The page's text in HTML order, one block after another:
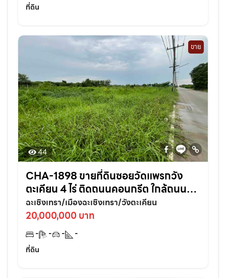
ที่ดิน
ขาย
44
CHA-1898 ขายที่ดินซอยวัดแพรกวัง
ตะเคียน 4 ไร่ ติดถนนคอนกรีต ใกล้ถนน
เส้นสุวินทวงศ์304-800เมตร อ.เมือง
ฉะเชิงเทรา
ฉะเชิงเทรา/เมืองฉะเชิงเทรา/วังตะเคียน
20,000,000 บาท
- - -
-
ที่ดิน